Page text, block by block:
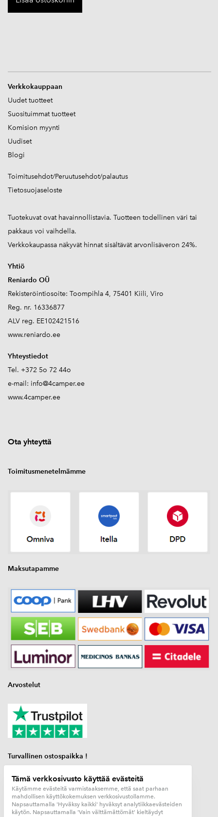
Verkkokauppaan
Uudet tuotteet
Suosituimmat tuotteet
Komision myynti
Uudiset
Blogi
Toimitusehdot/Peruutusehdot/palautus
Tietosuojaseloste
Tuotekuvat ovat havainnollistavia. Tuotteen todellinen väri tai
pakkaus voi vaihdella.
Verkkokaupassa näkyvät hinnat sisältävät arvonlisäveron 24%.
Yhtiö
Reniardo OÜ
Rekisteröintiosoite: Toompihla 4, 75401 Kiili, Viro
Reg. nr. 16336877
ALV reg. EE102421516
www.reniardo.ee
Yhteystiedot
Tel. +372 5o 72 44o
e-mail: info@4camper.ee
www.4camper.ee
Ota yhteyttä
Toimitusmenetelmämme
Maksutapamme
Arvostelut
Turvallinen ostospaikka !
kaasupullon mittari
kaasuanturi
matkailuauto lisävarusteet
Tämä verkkosivusto käyttää evästeitä
Käytämme evästeitä varmistaaksemme, että saat parhaan
mahdollisen käyttökokemuksen verkkosivustollamme.
Napsauttamalla 'Hyväksy kaikki' hyväksyt analytiikkaevästeiden
käytön. Napsauttamalla 'Vain välttämättömät' kieltäydyt